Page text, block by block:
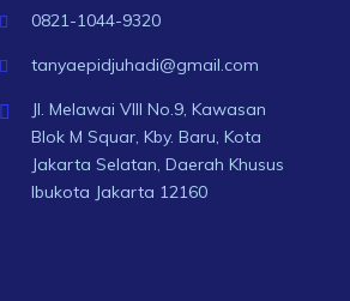
0821-1044-9320
tanyaepidjuhadi@gmail.com
Jl. Melawai VIII No.9, Kawasan
Blok M Squar, Kby. Baru, Kota
Jakarta Selatan, Daerah Khusus
Ibukota Jakarta 12160